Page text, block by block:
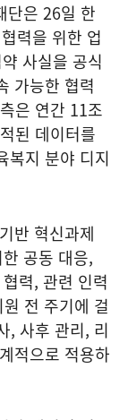
단은 26일 한
력을 위한 업
사실을 공식
가능한 협력
은 연간 11조
된 데이터를
복지 분야 디지
반 혁신과제
공동 대응,
력, 관련 인력
전 주기에 걸
, 사후 관리, 리
적으로 적용하